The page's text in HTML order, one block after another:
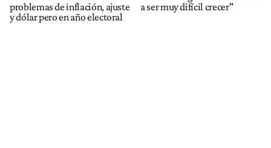
problemas de inflación, ajuste
y dólar pero en año electoral
a ser muy difícil crecer"